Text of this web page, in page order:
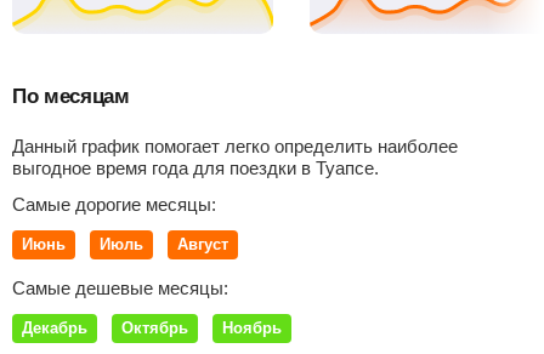
По месяцам
Данный график помогает легко определить наиболее
выгодное время года для поездки в Туапсе.
Самые дорогие месяцы:
Июнь Июль Август
Самые дешевые месяцы:
Декабрь Октябрь Ноябрь